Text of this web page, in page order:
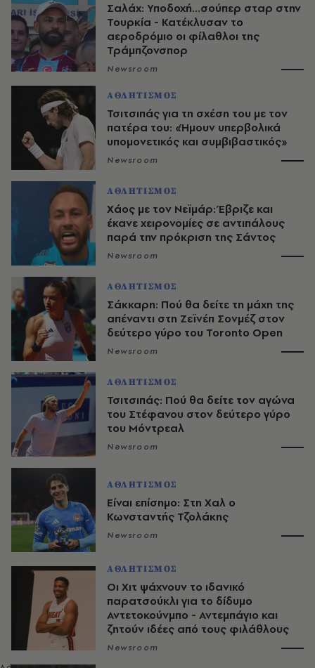
Σαλάχ: Υποδοχή...σούπερ σταρ στην
Τουρκία - Κατέκλυσαν το
αεροδρόμιο οι φίλαθλοι της
Τράμπζονσπορ
Newsroom
ΑΘΛΗΤΙΣΜΟΣ
Τσιτσιπάς για τη σχέση του με τον
πατέρα του: «Ήμουν υπερβολικά
υπομονετικός και συμβιβαστικός»
Newsroom
ΑΘΛΗΤΙΣΜΟΣ
Χάος με τον Νεϊμάρ: Έβριζε και
έκανε χειρονομίες σε αντιπάλους
παρά την πρόκριση της Σάντος
Newsroom
ΑΘΛΗΤΙΣΜΟΣ
Σάκκαρη: Πού θα δείτε τη μάχη της
απέναντι στη Ζεϊνέπ Σονμέζ στον
δεύτερο γύρο του Toronto Open
Newsroom
ΑΘΛΗΤΙΣΜΟΣ
Τσιτσιπάς: Πού θα δείτε τον αγώνα
του Στέφανου στον δεύτερο γύρο
του Μόντρεαλ
Newsroom
ΑΘΛΗΤΙΣΜΟΣ
Είναι επίσημο: Στη Χαλ ο
Κωνσταντής Τζολάκης
Newsroom
ΑΘΛΗΤΙΣΜΟΣ
Οι Χιτ ψάχνουν το ιδανικό
παρατσούκλι για το δίδυμο
Αντετοκούνμπο - Αντεμπάγιο και
ζητούν ιδέες από τους φιλάθλους
Newsroom